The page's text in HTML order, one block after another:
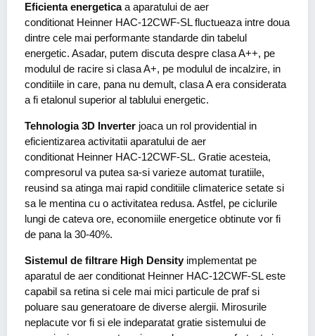
Eficienta energeticaa aparatului de aer
conditionat Heinner HAC-12CWF-SL fluctueaza intre doua
dintre cele mai performante standarde din tabelul
energetic. Asadar, putem discuta despre clasa A++, pe
modulul de racire si clasa A+, pe modulul de incalzire, in
conditiile in care, pana nu demult, clasa A era considerata
a fi etalonul superior al tablului energetic.
Tehnologia 3D Inverter joaca un rol providential in
eficientizarea activitatii aparatului de aer
conditionat Heinner HAC-12CWF-SL. Gratie acesteia,
compresorul va putea sa-si varieze automat turatiile,
reusind sa atinga mai rapid conditiile climaterice setate si
sa le mentina cu o activitatea redusa. Astfel, pe ciclurile
lungi de cateva ore, economiile energetice obtinute vor fi
de pana la 30-40%.
Sistemul de filtrare High Density implementat pe
aparatul de aer conditionat Heinner HAC-12CWF-SL este
capabil sa retina si cele mai mici particule de praf si
poluare sau generatoare de diverse alergii. Mirosurile
neplacute vor fi si ele indeparatat gratie sistemului de